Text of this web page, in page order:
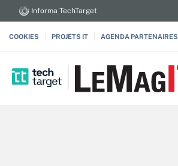
Informa TechTarget
COOKIES PROJETS IT AGENDA PARTENAIRES